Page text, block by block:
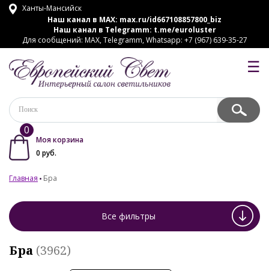
Ханты-Мансийск
Наш канал в MAX: max.ru/id667108857800_biz
Наш канал в Telegramm: t.me/euroluster
Для сообщений: MAX, Telegramm, Whatsapp: +7 (967) 639-35-27
☰
0
Моя корзина
0 руб.
Главная Бра
Все фильтры
Бра (3962)